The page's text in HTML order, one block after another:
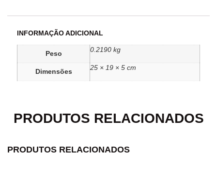
INFORMAÇÃO ADICIONAL
Peso
0.2190 kg
Dimensões
25 × 19 × 5 cm
PRODUTOS RELACIONADOS
PRODUTOS RELACIONADOS